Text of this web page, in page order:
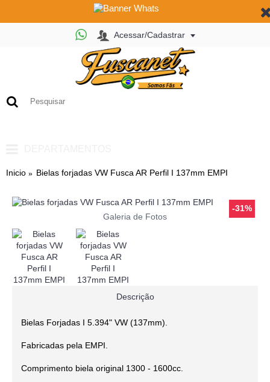
Acessar/Cadastrar
Inicio Bielas forjadas VW Fusca AR Perfil I 137mm EMPI
-31%
Galeria de Fotos
Descrição
Bielas Forjadas I 5.394" VW (137mm).
Fabricadas pela EMPI.
Comprimento biela original 1300 - 1600cc.